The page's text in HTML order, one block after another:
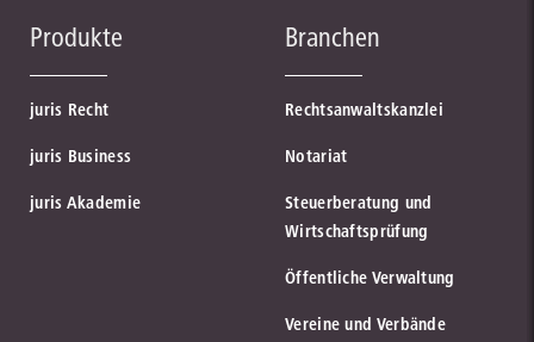
Produkte
juris Recht
juris Business
juris Akademie
Branchen
Rechtsanwaltskanzlei
Notariat
Steuerberatung und
Wirtschaftsprüfung
Öffentliche Verwaltung
Vereine und Verbände